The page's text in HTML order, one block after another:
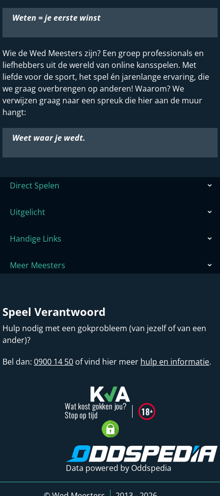
Weten = je eerste winst
Wie de Wed Meesters zijn? Een groep professionals en
liefhebbers uit de wereld van online kansspelen. Met
liefde voor de sport, het spel én jarenlange ervaring, die
we graag overbrengen op anderen! Waarom? We
verwijzen graag naar een spreuk die hier aan de muur
hangt:
Weet waar je wedt.
Direct Spelen
Uitgelicht
Handige Links
Meer Meesters
Speel Verantwoord
Hulp nodig met een gokprobleem (van jezelf of van een
ander)?
Bel dan: 0900 14 50 of vind hier meer hulp en informatie.
Data powered by Oddspedia